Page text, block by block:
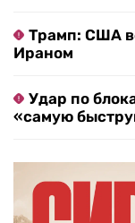
Трамп: США
Ираном
Удар по
«самую